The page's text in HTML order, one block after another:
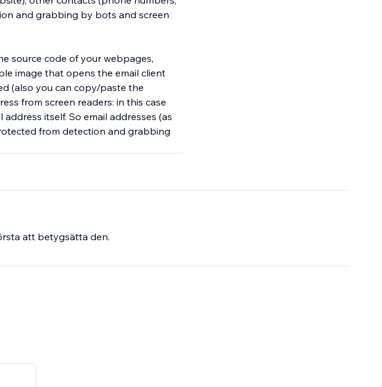
and grabbing by bots and screen
source code of your webpages,
image that opens the email client
(also you can copy/paste the
from screen readers: in this case
itself. So email addresses (as
from detection and grabbing
att betygsätta den.